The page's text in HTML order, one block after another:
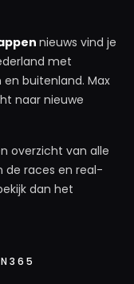
nieuws vind je
met
buitenland. Max
naar nieuwe
overzicht van alle
de races en real-
dan het